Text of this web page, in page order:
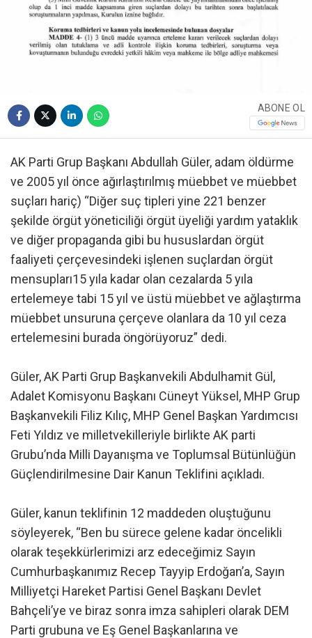
ABONE OL
AK Parti Grup Başkanı Abdullah Güler, adam öldürme
ve 2005 yıl önce ağırlaştırılmış müebbet ve müebbet
suçları hariç) “Diğer suç tipleri yine 221 benzer
şekilde örgüt yöneticiliği örgüt üyeliği yardım yataklık
ve diğer propaganda gibi bu hususlardan örgüt
faaliyeti çerçevesindeki işlenen suçlardan örgüt
mensupları15 yıla kadar olan cezalarda 5 yıla
ertelemeye tabi 15 yıl ve üstü müebbet ve ağlaştırma
müebbet unsuruna çerçeve olanlara da 10 yıl ceza
ertelemesini burada öngörüyoruz” dedi.
Güler, AK Parti Grup Başkanvekili Abdulhamit Gül,
Adalet Komisyonu Başkanı Cüneyt Yüksel, MHP Grup
Başkanvekili Filiz Kılıç, MHP Genel Başkan Yardımcısı
Feti Yıldız ve milletvekilleriyle birlikte AK parti
Grubu’nda Milli Dayanışma ve Toplumsal Bütünlüğün
Güçlendirilmesine Dair Kanun Teklifini açıkladı.
Güler, kanun teklifinin 12 maddeden oluştuğunu
söyleyerek, “Ben bu sürece gelene kadar öncelikli
olarak teşekkürlerimizi arz edeceğimiz Sayın
Cumhurbaşkanımız Recep Tayyip Erdoğan’a, Sayın
Milliyetçi Hareket Partisi Genel Başkanı Devlet
Bahçeli’ye ve biraz sonra imza sahipleri olarak DEM
Parti grubuna ve Eş Genel Başkanlarına ve